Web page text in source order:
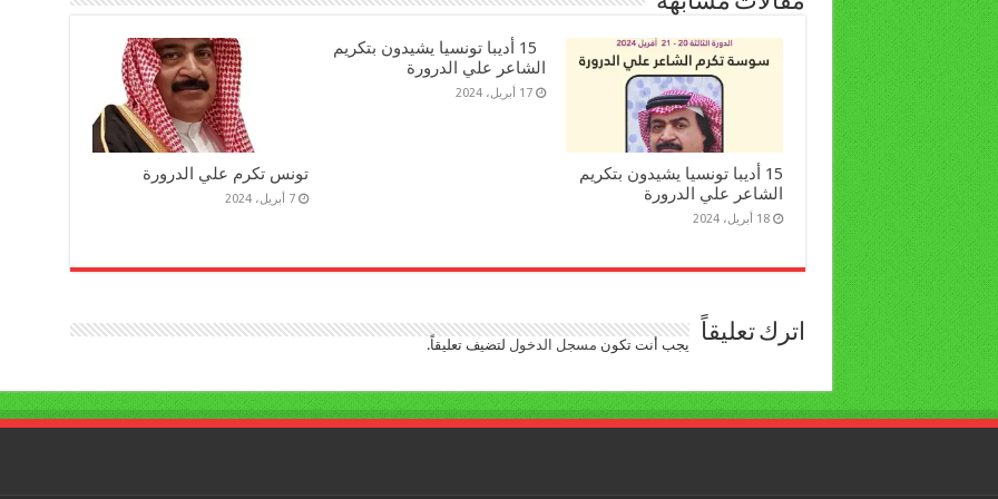
15 أديبا تونسيا يشيدون بتكريم
الشاعر علي الدرورة
18 أبريل، 2024
15 أديبا تونسيا يشيدون بتكريم
الشاعر علي الدرورة
17 أبريل، 2024
تونس تكرم علي الدرورة
7 أبريل، 2024
اترك تعليقاً يجب أنت تكون مسجل الدخول لتضيف تعليقاً.